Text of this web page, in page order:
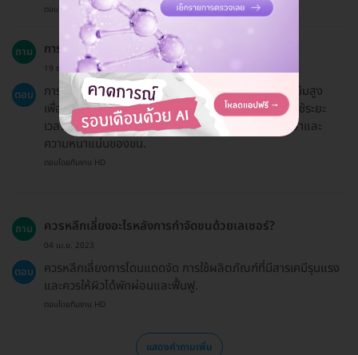
ตอบโดยทีมงาน HD
ถาม การกำจัดขนด้วยเลเซอร์มีขั้นตอนอย่างไร?
19 ธ.ค. 2024
ตอบ
การกำจัดขนด้วยเลเซอร์จะใช้เทคโนโลยีเลเซอร์ที่มีความเข้มสูง
เพื่อทำลายรูขนโดยไม่กระทบกับผิวหนังรอบข้าง และมักใช้ระยะ
เวลาประมาณ 20-30 นาที ขึ้นอยู่กับบริเวณที่ทำการรักษาและ
ความหนาแน่นของขน.
ตอบโดยทีมงาน HD
ถาม ควรหลีกเลี่ยงอะไรหลังการกำจัดขนด้วยเลเซอร์?
04 เม.ย. 2023
ตอบ
ควรหลีกเลี่ยงการโดนแดดจัด การใช้ผลิตภัณฑ์ที่มีสารเคมีรุนแรง
และควรให้ผิวได้พักผ่อนและฟื้นฟู.
ตอบโดยทีมงาน HD
แสดงคำถามเพิ่ม